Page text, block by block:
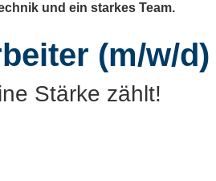
(m/w/d)
Stärke zählt!
und ein starkes Team.